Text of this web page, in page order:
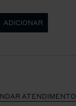
ADICIONAR
ATENDIMENTO